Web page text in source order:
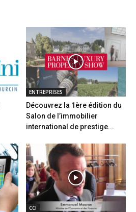
ENTREPRISES
Découvrez la 1ère édition du
Salon de l’immobilier
international de prestige...
CCI